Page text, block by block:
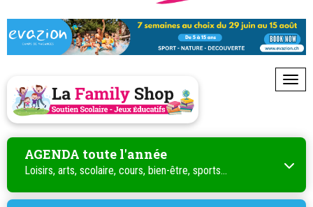
AGENDA toute l'année
Loisirs, arts, scolaire, cours, bien-être, sports...